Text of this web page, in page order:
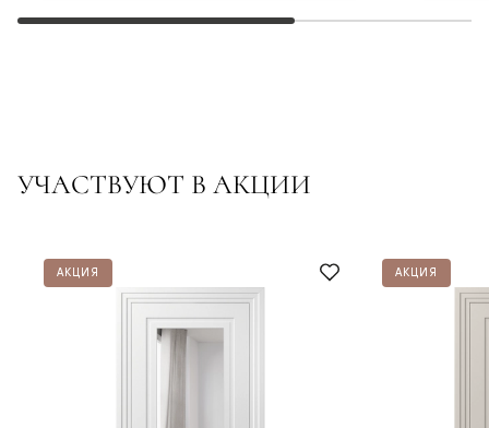
УЧАСТВУЮТ В АКЦИИ
АКЦИЯ АКЦИЯ